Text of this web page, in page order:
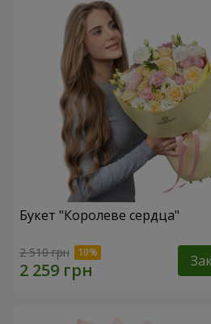
Букет "Королеве сердца"
2 510 грн